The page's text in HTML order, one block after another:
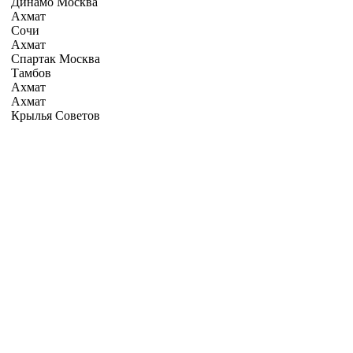
Ахмат
Сочи
Ахмат
Спартак Москва
Тамбов
Ахмат
Ахмат
Крылья Советов